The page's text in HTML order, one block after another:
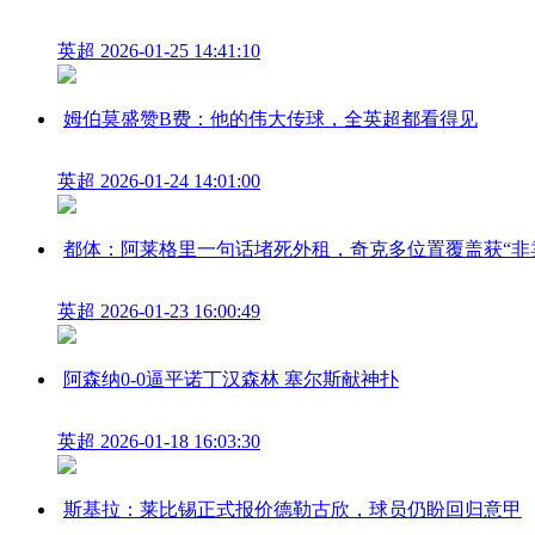
英超 2026-01-25 14:41:10
姆伯莫盛赞B费：他的伟大传球，全英超都看得见
英超 2026-01-24 14:01:00
都体：阿莱格里一句话堵死外租，奇克多位置覆盖获“非
英超 2026-01-23 16:00:49
阿森纳0-0逼平诺丁汉森林 塞尔斯献神扑
英超 2026-01-18 16:03:30
斯基拉：莱比锡正式报价德勒古欣，球员仍盼回归意甲